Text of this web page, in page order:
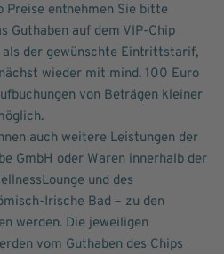
Preise entnehmen Sie bitte
Guthaben auf dem VIP-Chip
der gewünschte Eintrittstarif,
wieder mit mind. 100 Euro
von Beträgen kleiner
auch weitere Leistungen der
GmbH oder Waren innerhalb der
und des
Irische Bad – zu den
werden. Die jeweiligen
vom Guthaben des Chips